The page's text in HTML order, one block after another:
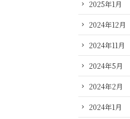
2025年1月
2024年12月
2024年11月
2024年5月
2024年2月
2024年1月